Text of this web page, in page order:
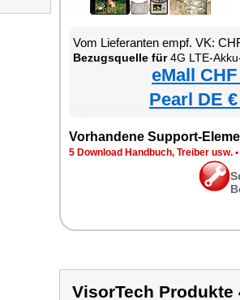
Vom Lieferanten empf. VK:
Bezugsquelle für4G LTE-Akku-
eMall
Pearl DE
Vorhandene Support-
5 Download Handbuch, Treiber usw. •
VisorTech Produkte